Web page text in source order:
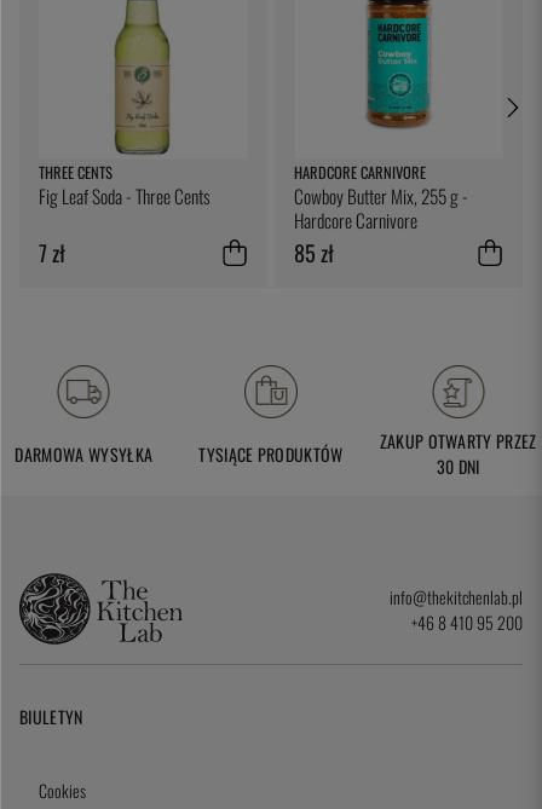
THREE CENTS
Fig Leaf Soda - Three Cents
7 zł
HARDCORE CARNIVORE
Cowboy Butter Mix, 255 g -
Hardcore Carnivore
85 zł
DARMOWA WYSYŁKA TYSIĄCE PRODUKTÓW
ZAKUP OTWARTY PRZEZ
30 DNI
info@thekitchenlab.pl
+46 8 410 95 200
BIULETYN
Cookies